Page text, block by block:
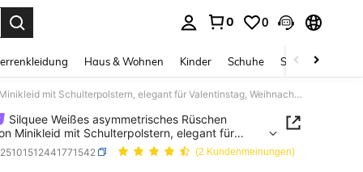
0 0
Haus & Wohnen Kinder Schuhe Schmuck &
Silquee Weißes asymmetrisches Rüschen Bodycon Minikleid mit Schulterpolstern, elegant für Valentinstag, Weihnachten, Date, Ausflug, Nachtclub-Party, Cocktail-Party, romantisches Date, Mädelsabend
Silquee Weißes asymmetrisches Rüschen
Minikleid mit Schulterpolstern, elegant für
Weihnachten, Date, Ausflug, Nachtclub-
Party, romantisches Date, Mädelsabend
(2 Kundenmeinungen)